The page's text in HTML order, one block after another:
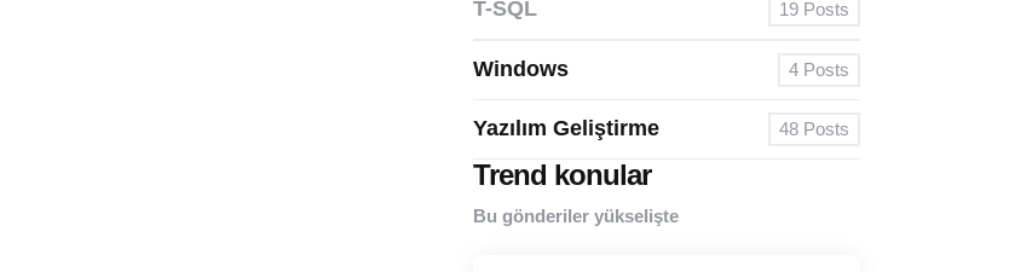
T-SQL 19 Posts
Windows 4 Posts
Yazılım Geliştirme 48 Posts
Trend konular
Bu gönderiler yükselişte